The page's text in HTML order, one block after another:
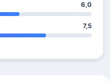
6,0
7,5